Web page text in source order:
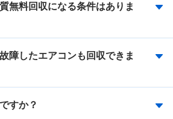
無料回収になる条件はありま
障したエアコンも回収できま
すか？